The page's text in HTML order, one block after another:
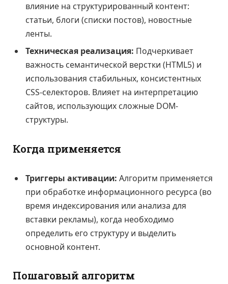
влияние на структурированный контент:
статьи, блоги (списки постов), новостные
ленты.
Техническая реализация: Подчеркивает
важность семантической верстки (HTML5) и
использования стабильных, консистентных
CSS-селекторов. Влияет на интерпретацию
сайтов, использующих сложные DOM-
структуры.
Когда применяется
Триггеры активации: Алгоритм применяется
при обработке информационного ресурса (во
время индексирования или анализа для
вставки рекламы), когда необходимо
определить его структуру и выделить
основной контент.
Пошаговый алгоритм